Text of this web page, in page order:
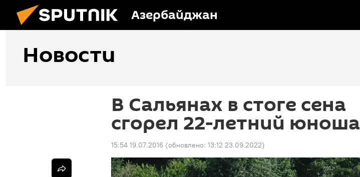
Азербайджан
Новости
В Сальянах в стоге сена
сгорел 22-летний юноша
15:54 19.07.2016 (обновлено: 13:12 23.09.2022)